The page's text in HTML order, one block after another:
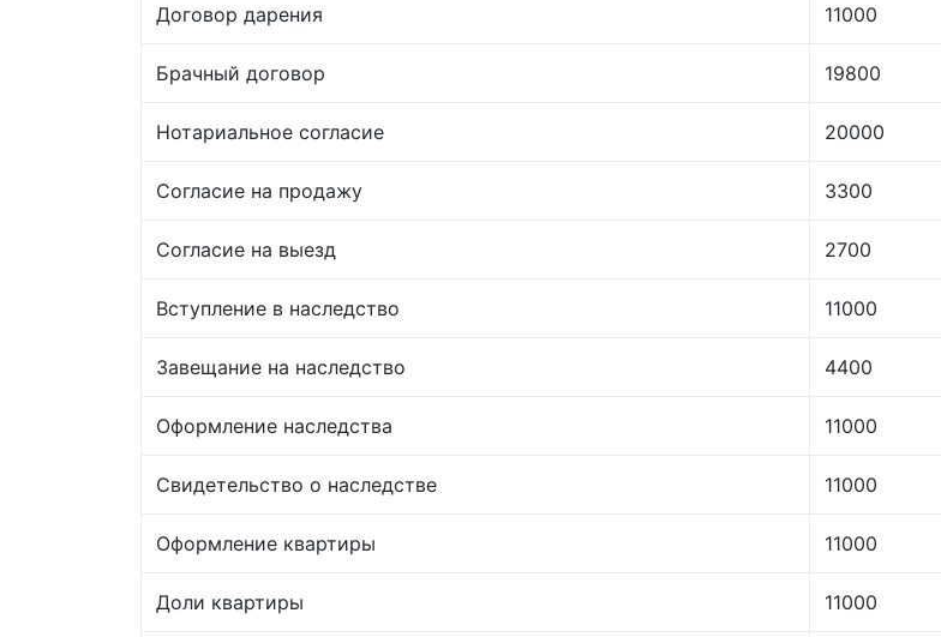
Договор дарения 11000
Брачный договор 19800
Нотариальное согласие 20000
Согласие на продажу 3300
Согласие на выезд 2700
Вступление в наследство 11000
Завещание на наследство 4400
Оформление наследства 11000
Свидетельство о наследстве 11000
Оформление квартиры 11000
Доли квартиры 11000